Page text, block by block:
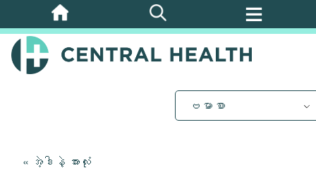
အဓိက
အကြောင်းအရာ
သို့
ဗမာစာ
« အဲ့ဒါနဲ့ အားလုံး